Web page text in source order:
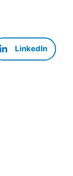
LinkedIn